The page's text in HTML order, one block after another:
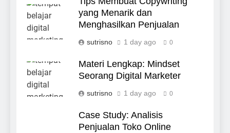
yang Menarik dan
Menghasilkan Penjualan
sutrisno 1 day ago 0
Materi Lengkap: Mindset
Seorang Digital Marketer
sutrisno 1 day ago 0
Case Study: Analisis
Penjualan Toko Online